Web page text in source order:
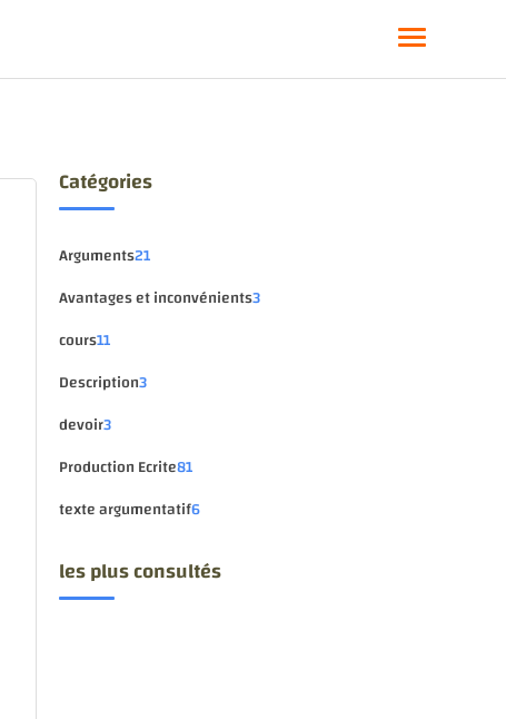
Catégories
Arguments21
Avantages et inconvénients3
cours11
Description3
devoir3
Production Ecrite81
texte argumentatif6
les plus consultés